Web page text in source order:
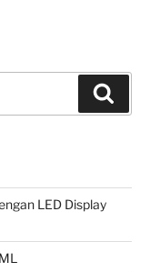
LED Display